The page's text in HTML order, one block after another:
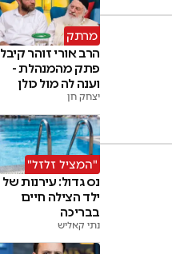
מרתק
הרב אורי זוהר קיבל
פתק מהמנהלת -
וענה לה מול כולן
יצחק חן
"המציל זלזל"
נס גדול: עירנות של
ילד הצילה חיים
בבריכה
נתי קאליש